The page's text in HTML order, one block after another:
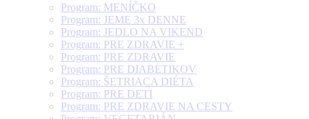
Program: MENÍČKO
Program: JEME 3x DENNE
Program: JEDLO NA VIKEND
Program: PRE ZDRAVIE +
Program: PRE ZDRAVIE
Program: PRE DIABETIKOV
Program: ŠETRIACA DIÉTA
Program: PRE DETI
Program: PRE ZDRAVIE NA CESTY